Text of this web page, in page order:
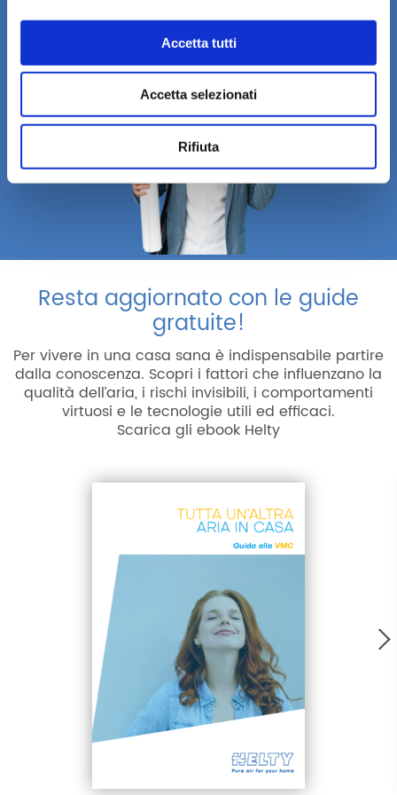
Accetta tutti
Accetta selezionati
Rifiuta
Registrati ora
Resta aggiornato con le guide
gratuite!
Per vivere in una casa sana è indispensabile partire
dalla conoscenza. Scopri i fattori che influenzano la
qualità dell’aria, i rischi invisibili, i comportamenti
virtuosi e le tecnologie utili ed efficaci.
Scarica gli ebook Helty